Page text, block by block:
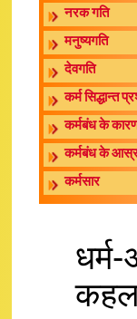
नरक गति
मनुष्यगति
देवगति
कर्म सिद्धान्त
कर्मबंध के
कर्मबंध के
कर्मसार